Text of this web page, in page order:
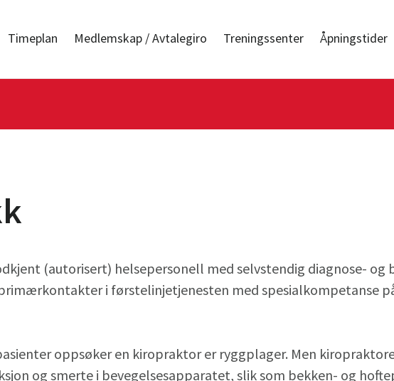
Timeplan Medlemskap / Avtalegiro Treningssenter Åpningstider
(autorisert) helsepersonell med selvstendig diagnose- og
i førstelinjetjenesten med spesialkompetanse
oppsøker en kiropraktor er ryggplager. Men
og smerte i bevegelsesapparatet, slik som bekken- og